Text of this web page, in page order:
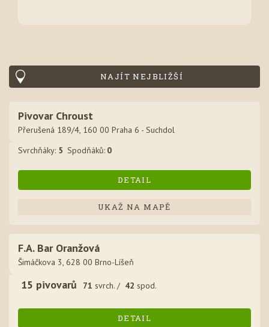
NAJÍT NEJBLIŽŠÍ
Pivovar Chroust
Přerušená 189/4, 160 00 Praha 6 - Suchdol
Svrchňáky: 5 Spodňáků: 0
UKAŽ NA MAPĚ
DETAIL
F.A. Bar Oranžová
Šimáčkova 3, 628 00 Brno-Líšeň
15 pivovarů 71 svrch. / 42 spod.
DETAIL